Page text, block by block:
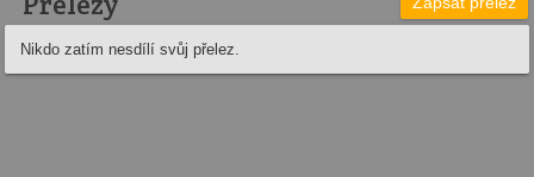
Nikdo zatím nesdílí svůj přelez.